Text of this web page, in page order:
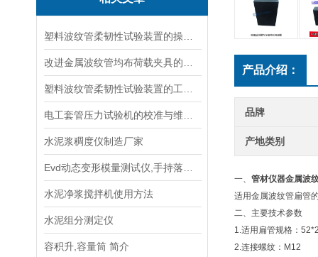
水泥浆稠度仪制造厂家
水泥净浆搅拌机使用方法
水泥组分测定仪
容积升,容量筒 简介
产品介绍：
品牌
产地类别
一、 管材仪器金属波
适用金属波纹管扁管
二、主要技术参数
1.适用扁管规格：
2.连接螺纹：M12